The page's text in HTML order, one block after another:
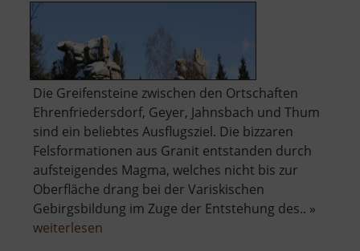
Die Greifensteine zwischen den Ortschaften
Ehrenfriedersdorf, Geyer, Jahnsbach und Thum
sind ein beliebtes Ausflugsziel. Die bizzaren
Felsformationen aus Granit entstanden durch
aufsteigendes Magma, welches nicht bis zur
Oberfläche drang bei der Variskischen
Gebirgsbildung im Zuge der Entstehung des.. »
weiterlesen